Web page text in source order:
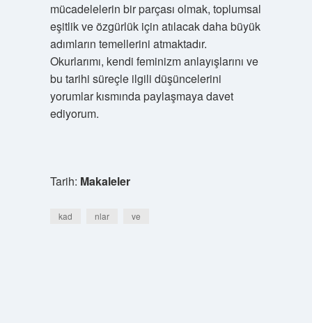
mücadelelerin bir parçası olmak, toplumsal
eşitlik ve özgürlük için atılacak daha büyük
adımların temellerini atmaktadır.
Okurlarımı, kendi feminizm anlayışlarını ve
bu tarihi süreçle ilgili düşüncelerini
yorumlar kısmında paylaşmaya davet
ediyorum.
Tarih: Makaleler
kad nlar ve